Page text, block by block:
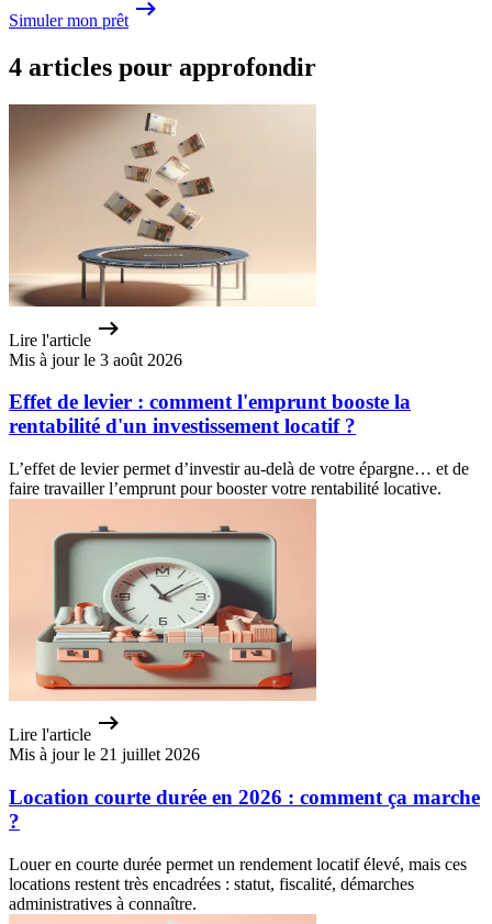
Simuler mon prêt
4 articles pour approfondir
Lire l'article
Mis à jour le 3 août 2026
Effet de levier : comment l'emprunt booste la
rentabilité d'un investissement locatif ?
L’effet de levier permet d’investir au-delà de votre épargne… et de
faire travailler l’emprunt pour booster votre rentabilité locative.
Lire l'article
Mis à jour le 21 juillet 2026
Location courte durée en 2026 : comment ça marche
?
Louer en courte durée permet un rendement locatif élevé, mais ces
locations restent très encadrées : statut, fiscalité, démarches
administratives à connaître.